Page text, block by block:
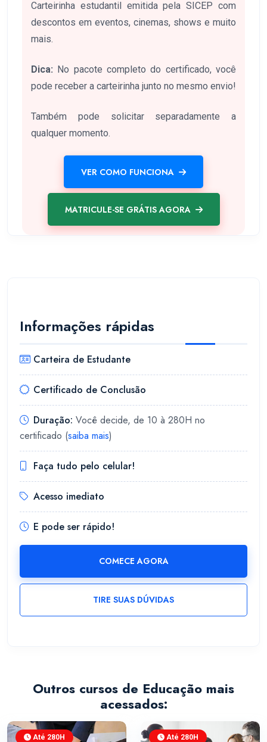
Carteirinha estudantil emitida pela SICEP com
descontos em eventos, cinemas, shows e muito
mais.
Dica: No pacote completo do certificado, você
pode receber a carteirinha junto no mesmo envio!
Também pode solicitar separadamente a
qualquer momento.
VER COMO FUNCIONA
MATRICULE-SE GRÁTIS AGORA
Informações rápidas
Carteira de Estudante
Certificado de Conclusão
Duração: Você decide, de 10 à 280H no
certificado (saiba mais)
Faça tudo pelo celular!
Acesso imediato
E pode ser rápido!
COMECE AGORA
TIRE SUAS DÚVIDAS
Outros cursos de Educação mais
acessados:
Até 280H Até 280H